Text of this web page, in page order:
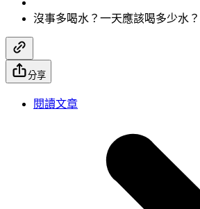
沒事多喝水？一天應該喝多少水？
分享
閱讀文章